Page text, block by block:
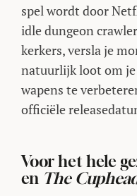
spel wordt door
idle dungeon
kerkers, versla je
natuurlijk loot om
wapens te
officiële
Voor het hele
en The